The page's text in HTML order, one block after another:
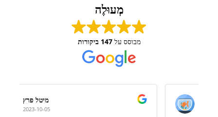
מְעוּלֶה
מבוסס על147 ביקורות